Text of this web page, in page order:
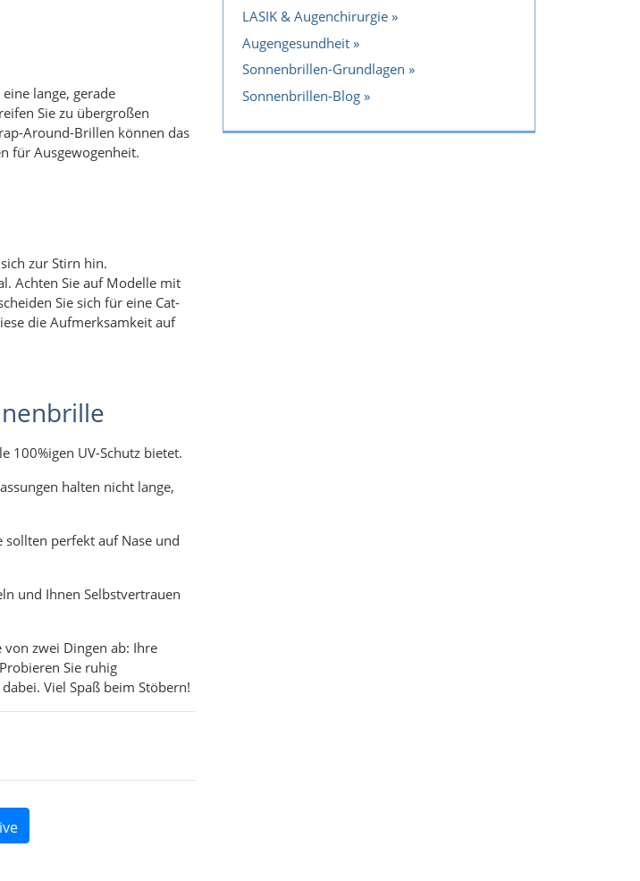
lange, gerade
Sie zu übergroßen
Around-Brillen können das
für Ausgewogenheit.
zur Stirn hin.
Achten Sie auf Modelle mit
Sie sich für eine Cat-
die Aufmerksamkeit auf
100%igen UV-Schutz bietet.
halten nicht lange,
sollten perfekt auf Nase und
und Ihnen Selbstvertrauen
zwei Dingen ab: Ihre
Sie ruhig
Viel Spaß beim Stöbern!
LASIK & Augenchirurgie
Augengesundheit
Sonnenbrillen-Grundlagen
Sonnenbrillen-Blog